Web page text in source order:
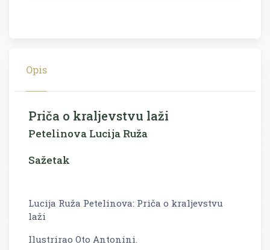
Opis
Priča o kraljevstvu laži
Petelinova Lucija Ruža
Sažetak
Lucija Ruža Petelinova: Priča o kraljevstvu
laži
Ilustrirao Oto Antonini.